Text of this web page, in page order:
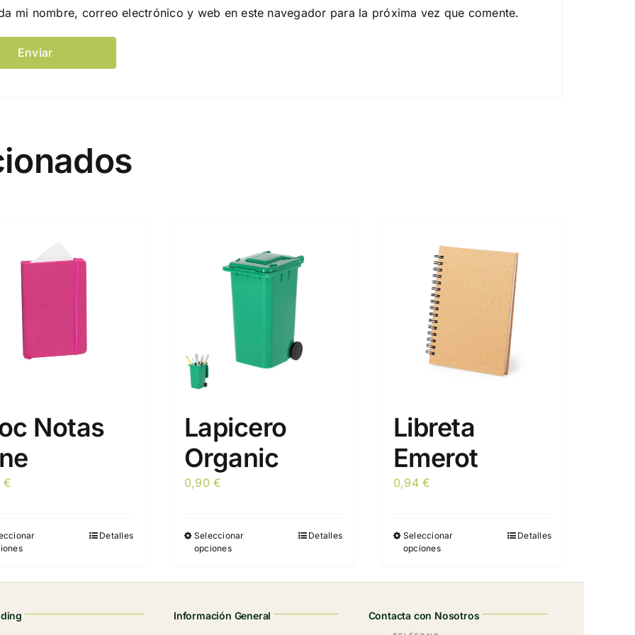
mi nombre, correo electrónico y web en este navegador para la próxima vez que comente.
Notas
€
variantes.
Detalles
Lapicero
Organic
0,90€
Seleccionar
opciones
variantes.
Detalles
Libreta
Emerot
0,94€
Seleccionar
opciones
variantes.
Detalles
Información General Contacta con Nosotros